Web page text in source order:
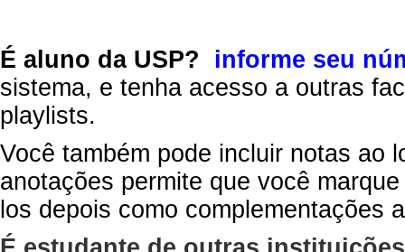
É aluno da USP?
informe seu
sistema, e tenha acesso a outras
playlists.
Você também pode incluir notas ao
anotações permite que você
los depois como complementações